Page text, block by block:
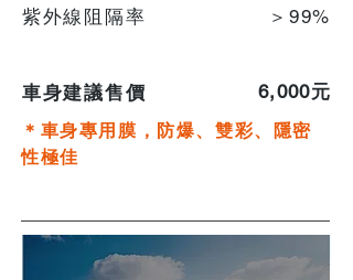
紫外線阻隔率
＞99%
車身建議售價 6,000元
＊車身專用膜，防爆、雙彩、隱密
性極佳